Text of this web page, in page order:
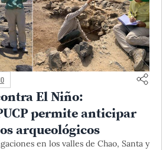
El Niño:
permite anticipar
arqueológicos
en los valles de Chao, Santa y